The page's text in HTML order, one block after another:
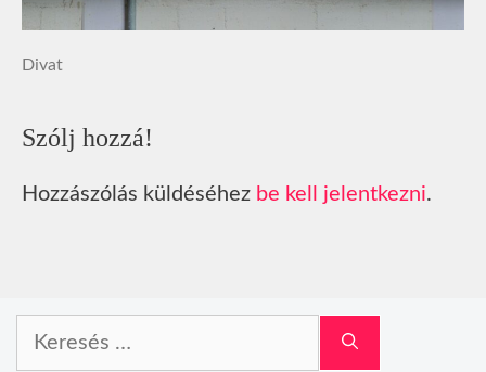
Divat
Szólj hozzá!
Hozzászólás küldéséhez be kell jelentkezni.